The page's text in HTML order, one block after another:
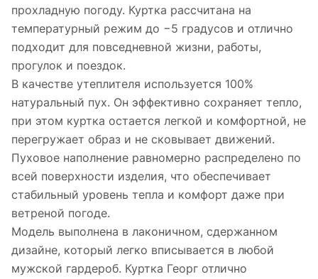
прохладную погоду. Куртка рассчитана на
температурный режим до −5 градусов и отлично
подходит для повседневной жизни, работы,
прогулок и поездок.
В качестве утеплителя используется 100%
натуральный пух. Он эффективно сохраняет тепло,
при этом куртка остается легкой и комфортной, не
перегружает образ и не сковывает движений.
Пуховое наполнение равномерно распределено по
всей поверхности изделия, что обеспечивает
стабильный уровень тепла и комфорт даже при
ветреной погоде.
Модель выполнена в лаконичном, сдержанном
дизайне, который легко вписывается в любой
мужской гардероб. Куртка Георг отлично